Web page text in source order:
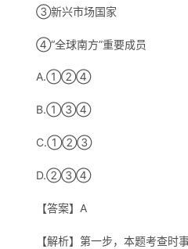
③新兴市场国家
④“全球南方”重要成员
A.①②④
B.①③④
C.①②③
D.②③④
【答案】A
【解析】第一步，本题考查时事